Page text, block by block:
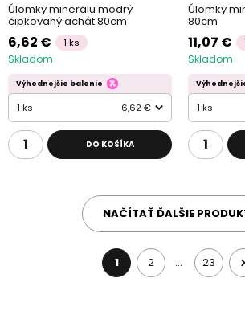
Úlomky minerálu modrý
čipkovaný achát 80cm
6,62 € 1 ks
Skladom
Výhodnejšie balenie
1 ks 6,62 €
DO KOŠÍKA
Úlomky
80cm
11,07 €
Skladom
1 ks
NAČÍTAŤ ĎALŠIE
1 2 … 23